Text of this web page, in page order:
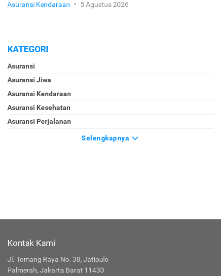
Asuransi Kendaraan • 5 Agustus 2026
KATEGORI
Asuransi
Asuransi Jiwa
Asuransi Kendaraan
Asuransi Kesehatan
Asuransi Perjalanan
Selengkapnya
Kontak Kami
Jl. Tomang Raya No. 38, Jatipulo
Palmerah, Jakarta Barat 11430